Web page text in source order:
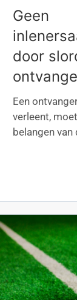
Geen
door
Een
verleent,
belangen van